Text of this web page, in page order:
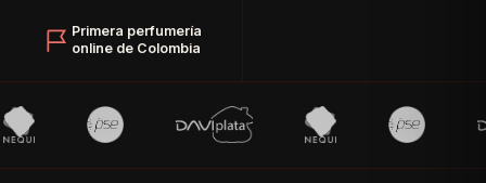
Primera perfumería
online de Colombia